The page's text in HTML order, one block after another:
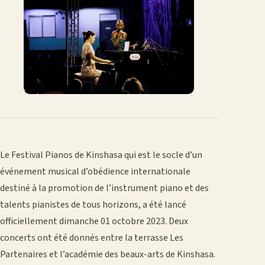
Le Festival Pianos de Kinshasa qui est le socle d’un
événement musical d’obédience internationale
destiné à la promotion de l’instrument piano et des
talents pianistes de tous horizons, a été lancé
officiellement dimanche 01 octobre 2023. Deux
concerts ont été donnés entre la terrasse Les
Partenaires et l’académie des beaux-arts de Kinshasa.